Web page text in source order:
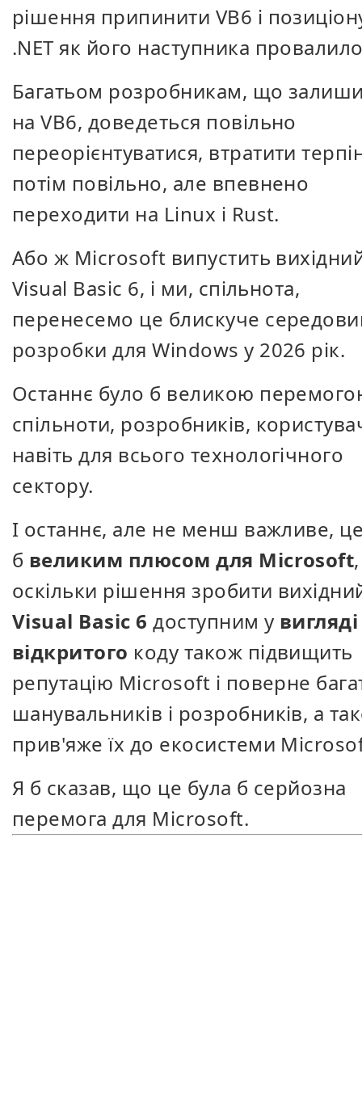
рішення припинити VB6 і
.NET як його наступника
Багатьом розробникам, що
на VB6, доведеться повільно
переорієнтуватися, втратити
потім повільно, але впевнено
переходити на Linux і Rust.
Або ж Microsoft випустить
Visual Basic 6, і ми, спільнота,
перенесемо це блискуче
розробки для Windows у 2026 рік.
Останнє було б великою
спільноти, розробників,
навіть для всього технологічного
сектору.
І останнє, але не менш важливе,
б великим плюсом для Microsoft,
оскільки рішення зробити
Visual Basic 6 доступним у вигляді
відкритого коду також підвищить
репутацію Microsoft і поверне
шанувальників і розробників, а
прив'яже їх до екосистеми
Я б сказав, що це була б серйозна
перемога для Microsoft.